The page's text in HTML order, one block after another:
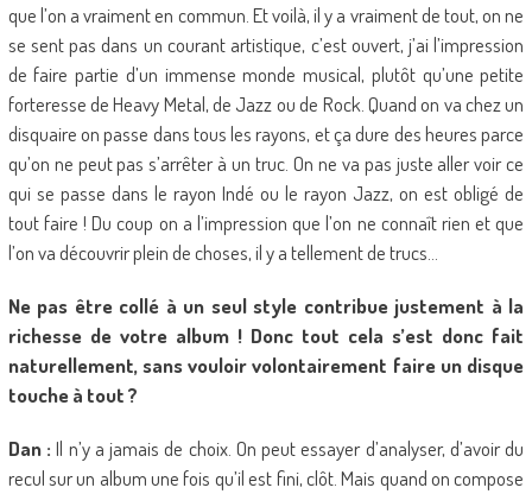
que l’on a vraiment en commun. Et voilà, il y a vraiment de tout, on ne
se sent pas dans un courant artistique, c’est ouvert, j’ai l’impression
de faire partie d’un immense monde musical, plutôt qu’une petite
forteresse de Heavy Metal, de Jazz ou de Rock. Quand on va chez un
disquaire on passe dans tous les rayons, et ça dure des heures parce
qu’on ne peut pas s’arrêter à un truc. On ne va pas juste aller voir ce
qui se passe dans le rayon Indé ou le rayon Jazz, on est obligé de
tout faire ! Du coup on a l’impression que l’on ne connaît rien et que
l’on va découvrir plein de choses, il y a tellement de trucs…
Ne pas être collé à un seul style contribue justement à la
richesse de votre album ! Donc tout cela s’est donc fait
naturellement, sans vouloir volontairement faire un disque
touche à tout ?
Dan :Il n’y a jamais de choix. On peut essayer d’analyser, d’avoir du
recul sur un album une fois qu’il est fini, clôt. Mais quand on compose